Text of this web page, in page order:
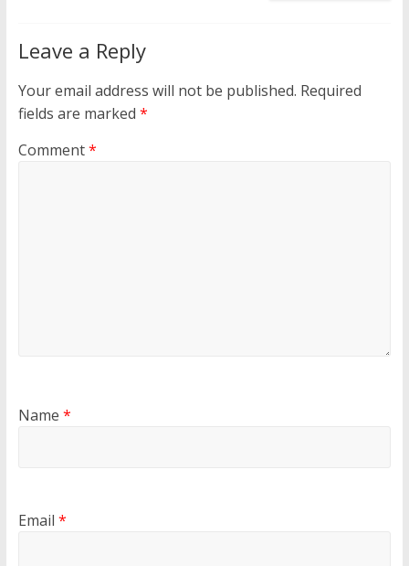
Leave a Reply
Your email address will not be published. Required
fields are marked *
Comment*
Name *
Email *